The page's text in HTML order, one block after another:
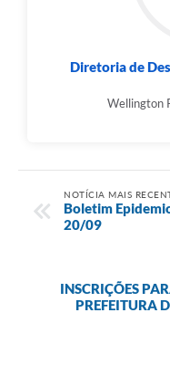
Diretoria de
Wellington
NOTÍCIA MAIS
Boletim
20/09
INSCRIÇÕES
PREFEITURA